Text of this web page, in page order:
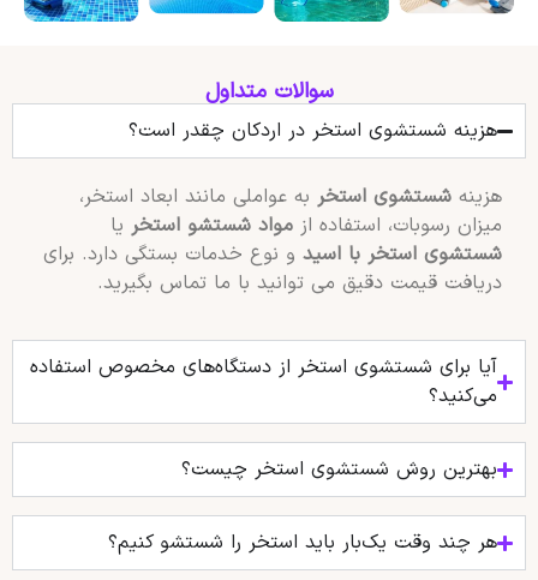
سوالات متداول
هزینه شستشوی استخر در اردکان چقدر است؟
هزینه شستشوی استخربه عواملی مانند ابعاد استخر،
میزان رسوبات، استفاده از مواد شستشو استخریا
شستشوی استخر با اسیدو نوع خدمات بستگی دارد. برای
دریافت قیمت دقیق می توانید با ما تماس بگیرید.
آیا برای شستشوی استخر از دستگاه‌های مخصوص استفاده
می‌کنید؟
بهترین روش شستشوی استخر چیست؟
هر چند وقت یک‌بار باید استخر را شستشو کنیم؟